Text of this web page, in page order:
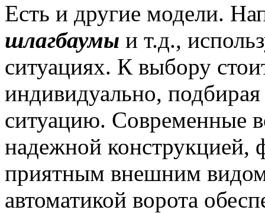
Есть и другие модели.
шлагбаумы и т.д.,
ситуациях. К выбору
индивидуально,
ситуацию. Современные
надежной конструкцией,
приятным внешним
автоматикой ворота